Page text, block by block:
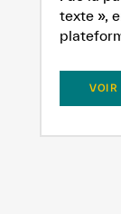
texte »,
VOIR